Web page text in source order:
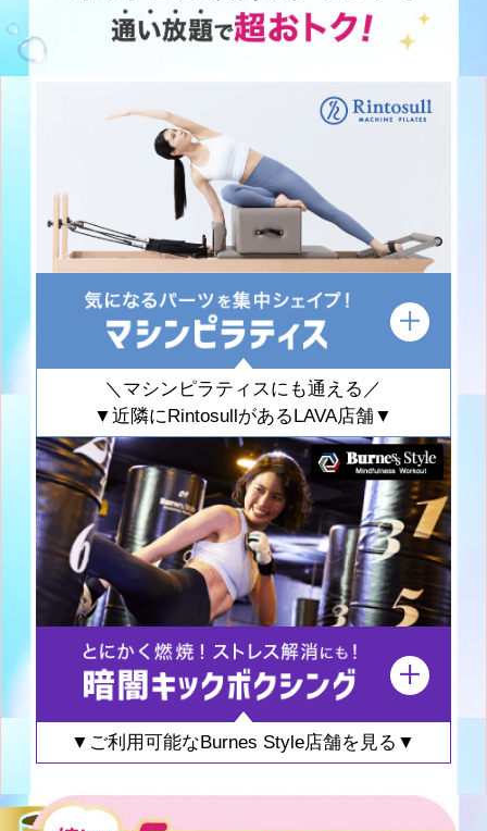
＼マシンピラティスにも通える／
▼近隣にRintosullがあるLAVA店舗▼
▼ご利用可能なBurnes Style店舗を見る▼